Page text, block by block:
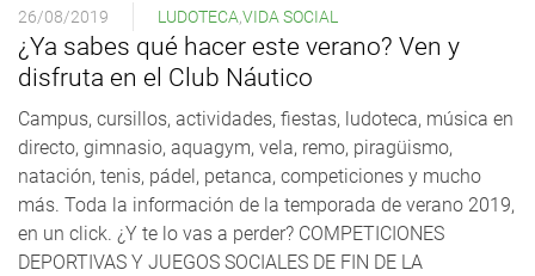
26/08/2019 LUDOTECA VIDA SOCIAL
¿Ya sabes qué hacer este verano? Ven y
disfruta en el Club Náutico
Campus, cursillos, actividades, fiestas, ludoteca, música en
directo, gimnasio, aquagym, vela, remo, piragüismo,
natación, tenis, pádel, petanca, competiciones y mucho
más. Toda la información de la temporada de verano 2019,
en un click. ¿Y te lo vas a perder? COMPETICIONES
DEPORTIVAS Y JUEGOS SOCIALES DE FIN DE LA